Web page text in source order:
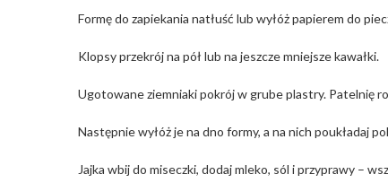
Formę do zapiekania natłuść lub wyłóż papierem do
Klopsy przekrój na pół lub na jeszcze mniejsze kawałki.
Ugotowane ziemniaki pokrój w grube plastry. Patelnię
Następnie wyłóż je na dno formy, a na nich poukładaj
Jajka wbij do miseczki, dodaj mleko, sól i przyprawy –